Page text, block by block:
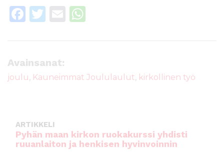
F
e
b
k
T
te
r
E
A
Avainsanat:
joulu, Kauneimmat Joululaulut, kirkollinen työ
ARTIKKELI
Pyhän maan kirkon ruokakurssi yhdisti
ruuanlaiton ja henkisen hyvinvoinnin